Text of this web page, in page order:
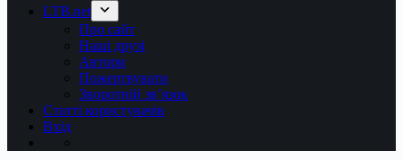
LTB.net
Про сайт
Наші друзі
Автори
Пожертвувати
Зворотній зв’язок
Статті користувачів
Вхід